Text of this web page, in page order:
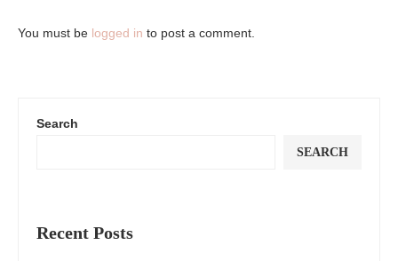
You must be logged in to post a comment.
Search
SEARCH
Recent Posts